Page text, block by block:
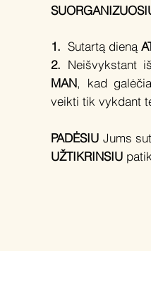
1. Sutartą dieną
2. Neišvykstant
MAN, kad
veikti tik vykdant
PADĖSIU Jums
UŽTIKRINSIU